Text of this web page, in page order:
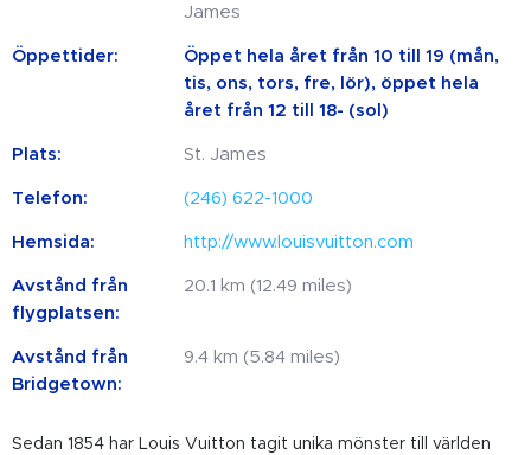
James
Öppettider:
Öppet hela året från 10 till 19 (mån,
tis, ons, tors, fre, lör), öppet hela
året från 12 till 18- (sol)
Plats: St. James
Telefon: (246) 622-1000
Hemsida: http://www.louisvuitton.com
Avstånd från
flygplatsen:
20.1 km (12.49 miles)
Avstånd från
Bridgetown:
9.4 km (5.84 miles)
Sedan 1854 har Louis Vuitton tagit unika mönster till världen